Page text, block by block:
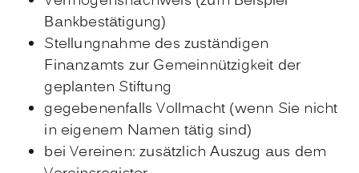
Bankbestätigung)
Stellungnahme des zuständigen
Finanzamts zur Gemeinnützigkeit der
geplanten Stiftung
gegebenenfalls Vollmacht (wenn Sie nicht
in eigenem Namen tätig sind)
bei Vereinen: zusätzlich Auszug aus dem